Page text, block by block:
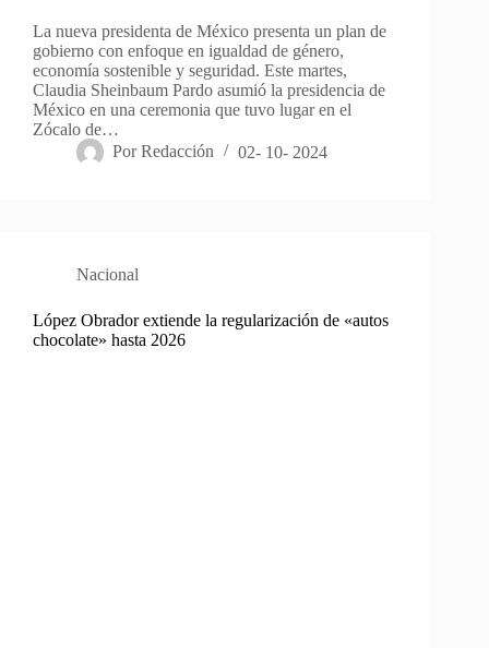
La nueva presidenta de México presenta un plan de
gobierno con enfoque en igualdad de género,
economía sostenible y seguridad. Este martes,
Claudia Sheinbaum Pardo asumió la presidencia de
México en una ceremonia que tuvo lugar en el
Zócalo de…
Por Redacción 02- 10- 2024
Nacional
López Obrador extiende la regularización de «autos
chocolate» hasta 2026